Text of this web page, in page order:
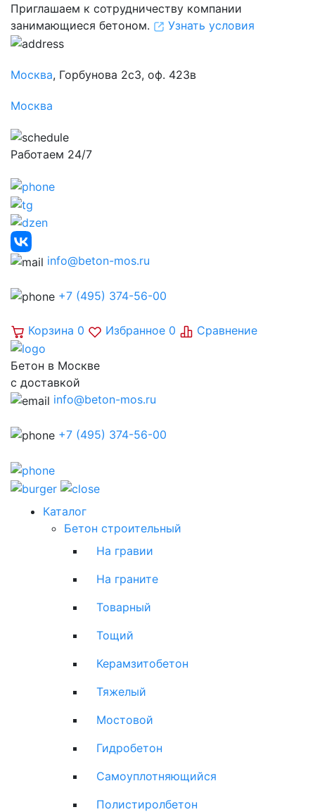
Приглашаем к сотрудничеству компании
занимающиеся бетоном.
Узнать условия
Москва, Горбунова 2с3, оф. 423в
Москва
Работаем 24/7
info@beton-mos.ru
+7 (495) 374-56-00
Корзина 0 Избранное 0 Сравнение
Бетон в Москве
с доставкой
info@beton-mos.ru
+7 (495) 374-56-00
Каталог
Бетон строительный
На гравии
На граните
Товарный
Тощий
Керамзитобетон
Тяжелый
Мостовой
Гидробетон
Самоуплотняющийся
Полистиролбетон